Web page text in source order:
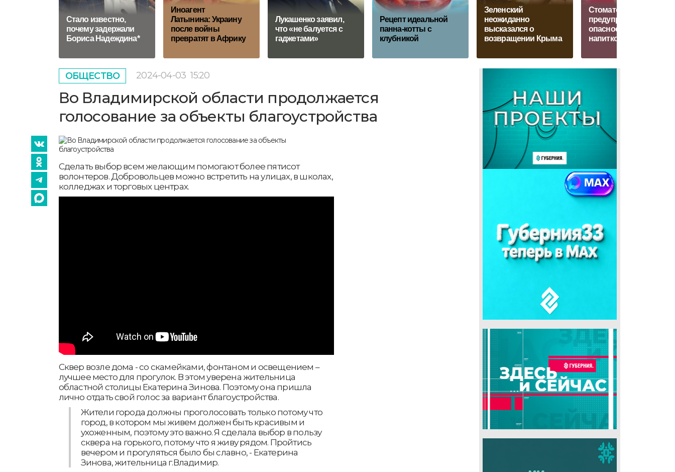
Стало известно,
почему задержали
Бориса Надеждина*
Иноагент
Латынина: Украину
после войны
превратят в Африку
Лукашенко заявил,
что «не балуется с
гаджетами»
Рецепт идеальной
панна-котты с
клубникой
Зеленский
неожиданно
высказался о
возвращении Крыма
Стоматолог
предупредила об
опасности ледяных
напитков для зубов
ОБЩЕСТВО 2024-04-03 15:20
Во Владимирской области продолжается
голосование за объекты благоустройства
Сделать выбор всем желающим помогают более пятисот
волонтеров. Добровольцев можно встретить на улицах, в школах,
колледжах и торговых центрах.
Сквер возле дома - со скамейками, фонтаном и освещением –
лучшее место для прогулок. В этом уверена жительница
областной столицы Екатерина Зинова. Поэтому она пришла
лично отдать свой голос за вариант благоустройства.
Жители города должны проголосовать только потому что
город, в котором мы живем должен быть красивым и
ухоженным, поэтому это важно. Я сделала выбор в пользу
сквера на горького, потому что я живу рядом. Пройтись
вечером и прогуляться было бы славно, - Екатерина
Зинова, жительница г.Владимир.